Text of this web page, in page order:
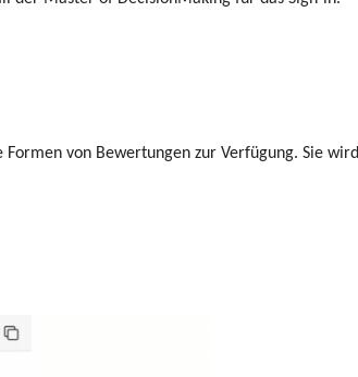
von Bewertungen zur Verfügung. Sie wird